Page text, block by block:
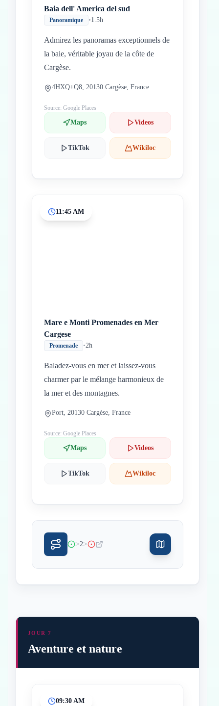
Baia dell' America del sud
Panoramique •1.5h
Admirez les panoramas exceptionnels de
la baie, véritable joyau de la côte de
Cargèse.
4HXQ+Q8, 20130 Cargèse, France
Source: Google Places
Maps Videos
TikTok Wikiloc
11:45 AM
Mare e Monti Promenades en Mer
Cargese
Promenade •2h
Baladez-vous en mer et laissez-vous
charmer par le mélange harmonieux de
la mer et des montagnes.
Port, 20130 Cargèse, France
Source: Google Places
Maps Videos
TikTok Wikiloc
>2>
JOUR 7
Aventure et nature
09:30 AM